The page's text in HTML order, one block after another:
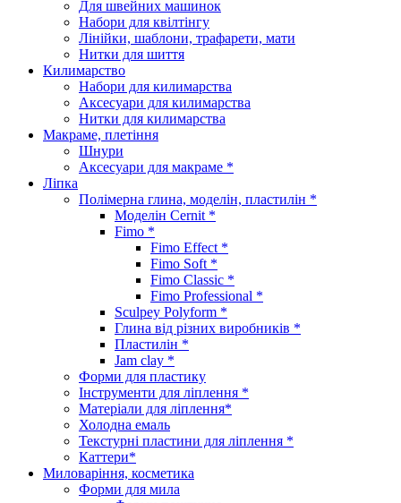
Для швейних машинок
Набори для квілтінгу
Лінійки, шаблони, трафарети, мати
Нитки для шиття
Килимарство
Набори для килимарства
Аксесуари для килимарства
Нитки для килимарства
Макраме, плетіння
Шнури
Аксесуари для макраме *
Ліпка
Полімерна глина, моделін, пластилін *
Моделін Cernit *
Fimo *
Fimo Effect *
Fimo Soft *
Fimo Classic *
Fimo Professional *
Sculpey Polyform *
Глина від різних виробників *
Пластилін *
Jam clay *
Форми для пластику
Інструменти для ліплення *
Матеріали для ліплення*
Холодна емаль
Текстурні пластини для ліплення *
Каттери*
Миловаріння, косметика
Форми для мила